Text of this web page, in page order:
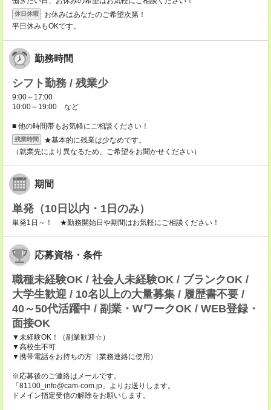
休日休暇
お休みはあなたのご希望次第！
平日休みもOKです。
勤務時間
シフト勤務 / 残業少
9:00～17:00
10:00～19:00 など
■ 他の時間帯もお気軽にご相談ください！
残業時間
★基本的に残業は少なめです。
（就業先により異なるため、ご希望をお聞かせください）
期間
単発（10日以内・1日のみ）
単発1日～！ ★勤務開始日や期間はお気軽にご相談ください！
応募資格・条件
職種未経験OK / 社会人未経験OK / ブランクOK /
大学生歓迎 / 10名以上の大量募集 / 履歴書不要 /
40～50代活躍中 / 副業・WワークOK / WEB登録・
面接OK
▼未経験OK！（副業歓迎☆）
▼高校生不可
▼携帯電話をお持ちの方（業務連絡に使用）
※応募後のご連絡はメールです。
「81100_info@cam-com.jp」よりお送りします。
ドメイン指定受信の解除をお願いします。